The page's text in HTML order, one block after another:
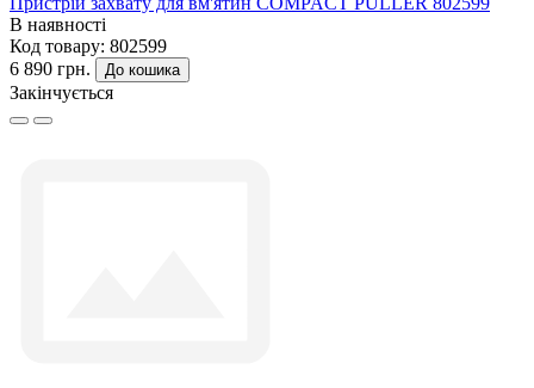
В наявності
Код товару: 802599
6 890 грн.
До кошика
Закінчується